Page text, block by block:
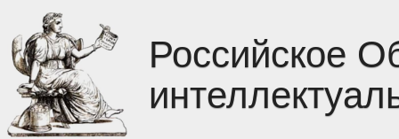
Российское